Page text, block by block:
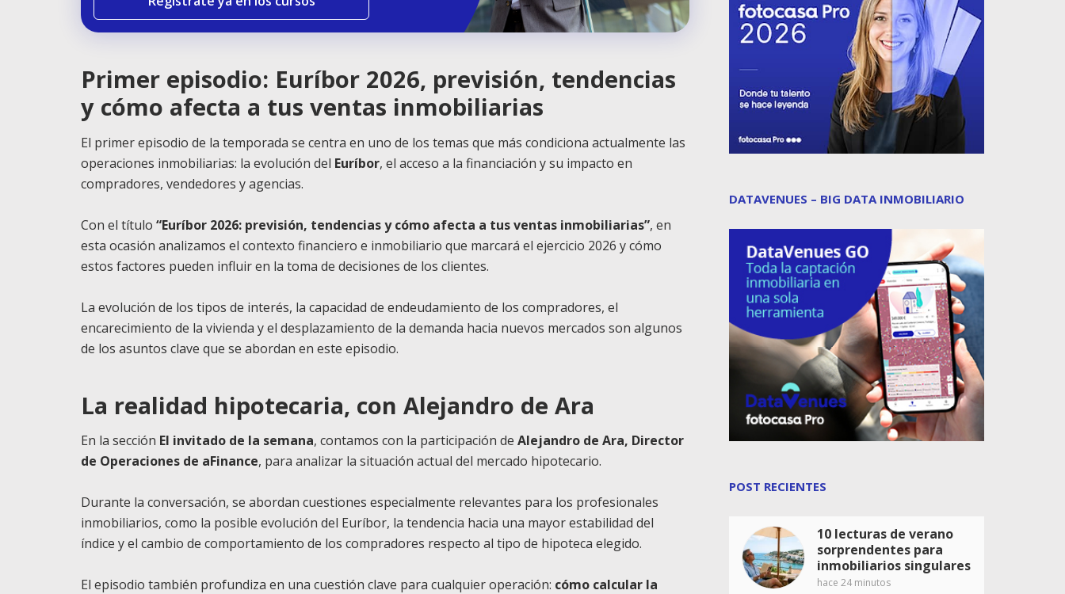
Primer episodio: Euríbor 2026, previsión, tendencias
y cómo afecta a tus ventas inmobiliarias
El primer episodio de la temporada se centra en uno de los temas que más condiciona actualmente las
operaciones inmobiliarias: la evolución del Euríbor, el acceso a la financiación y su impacto en
compradores, vendedores y agencias.
Con el título “Euríbor 2026: previsión, tendencias y cómo afecta a tus ventas inmobiliarias”, en
esta ocasión analizamos el contexto financiero e inmobiliario que marcará el ejercicio 2026 y cómo
estos factores pueden influir en la toma de decisiones de los clientes.
La evolución de los tipos de interés, la capacidad de endeudamiento de los compradores, el
encarecimiento de la vivienda y el desplazamiento de la demanda hacia nuevos mercados son algunos
de los asuntos clave que se abordan en este episodio.
La realidad hipotecaria, con Alejandro de Ara
En la sección El invitado de la semana, contamos con la participación de Alejandro de Ara, Director
de Operaciones de aFinance, para analizar la situación actual del mercado hipotecario.
Durante la conversación, se abordan cuestiones especialmente relevantes para los profesionales
inmobiliarios, como la posible evolución del Euríbor, la tendencia hacia una mayor estabilidad del
índice y el cambio de comportamiento de los compradores respecto al tipo de hipoteca elegido.
El episodio también profundiza en una cuestión clave para cualquier operación: cómo calcular la
DATAVENUES – BIG DATA INMOBILIARIO
POST RECIENTES
10 lecturas de verano
sorprendentes para
inmobiliarios singulares
hace 24 minutos